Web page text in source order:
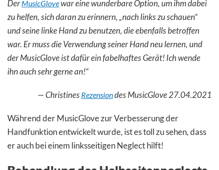
Der MusicGlovewar eine wunderbare Option, um ihm dabei
zu helfen, sich daran zu erinnern, „nach links zu schauen“
und seine linke Hand zu benutzen, die ebenfalls betroffen
war. Er muss die Verwendung seiner Hand neu lernen, und
der MusicGlove ist dafür ein fabelhaftes Gerät! Ich wende
ihn auch sehr gerne an!“
— Christines Rezensiondes MusicGlove 27.04.2021
Während der MusicGlove zur Verbesserung der
Handfunktion entwickelt wurde, ist es toll zu sehen, dass
er auch bei einem linksseitigen Neglect hilft!